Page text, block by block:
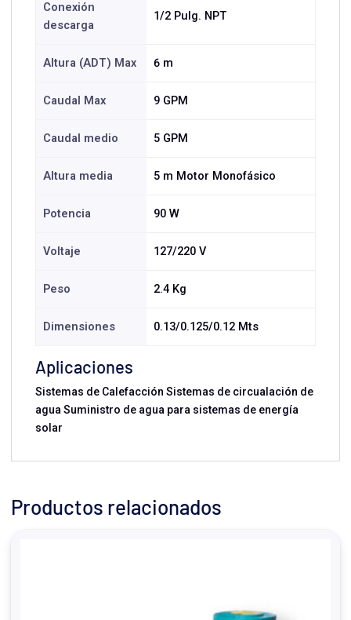
Conexión
descarga
1/2 Pulg. NPT
Altura (ADT) Max 6 m
Caudal Max 9 GPM
Caudal medio 5 GPM
Altura media 5 m Motor Monofásico
Potencia 90 W
Voltaje 127/220 V
Peso 2.4 Kg
Dimensiones 0.13/0.125/0.12 Mts
Aplicaciones
Sistemas de Calefacción Sistemas de circualación de
agua Suministro de agua para sistemas de energía
solar
Productos relacionados